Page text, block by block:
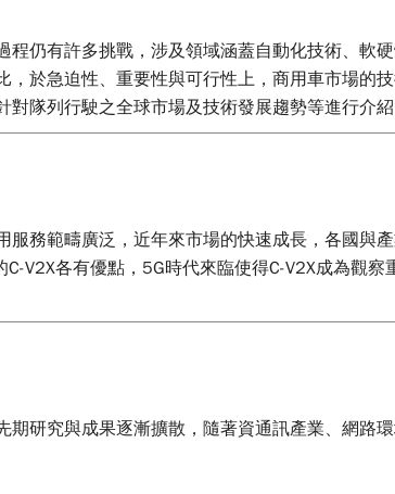
仍有許多挑戰，涉及領域涵蓋自動化技術、軟
於急迫性、重要性與可行性上，商用車市場的
隊列行駛之全球市場及技術發展趨勢等進行介紹
務範疇廣泛，近年來市場的快速成長，各國與
V2X各有優點，5G時代來臨使得C-V2X成為觀
研究與成果逐漸擴散，隨著資通訊產業、網路